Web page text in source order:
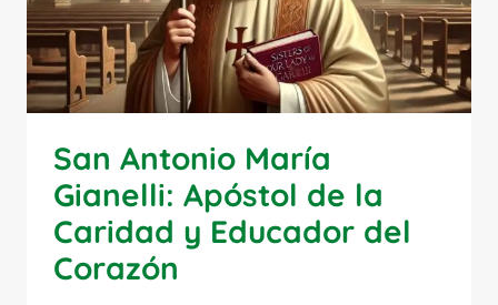
San Antonio María
Gianelli: Apóstol de la
Caridad y Educador del
Corazón